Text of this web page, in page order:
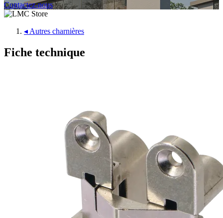
Contactez-nous
◂ Autres charnières
Fiche technique